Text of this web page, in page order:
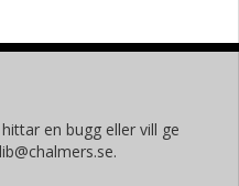
en bugg eller vill ge